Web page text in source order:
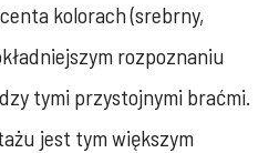
kolorach (srebrny,
rozpoznaniu
tymi przystojnymi braćmi.
jest tym większym